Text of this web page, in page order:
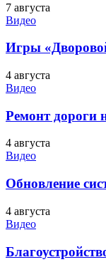
7 августа
Видео
Игры
4 августа
Видео
Ремонт дороги
4 августа
Видео
Обновление
4 августа
Видео